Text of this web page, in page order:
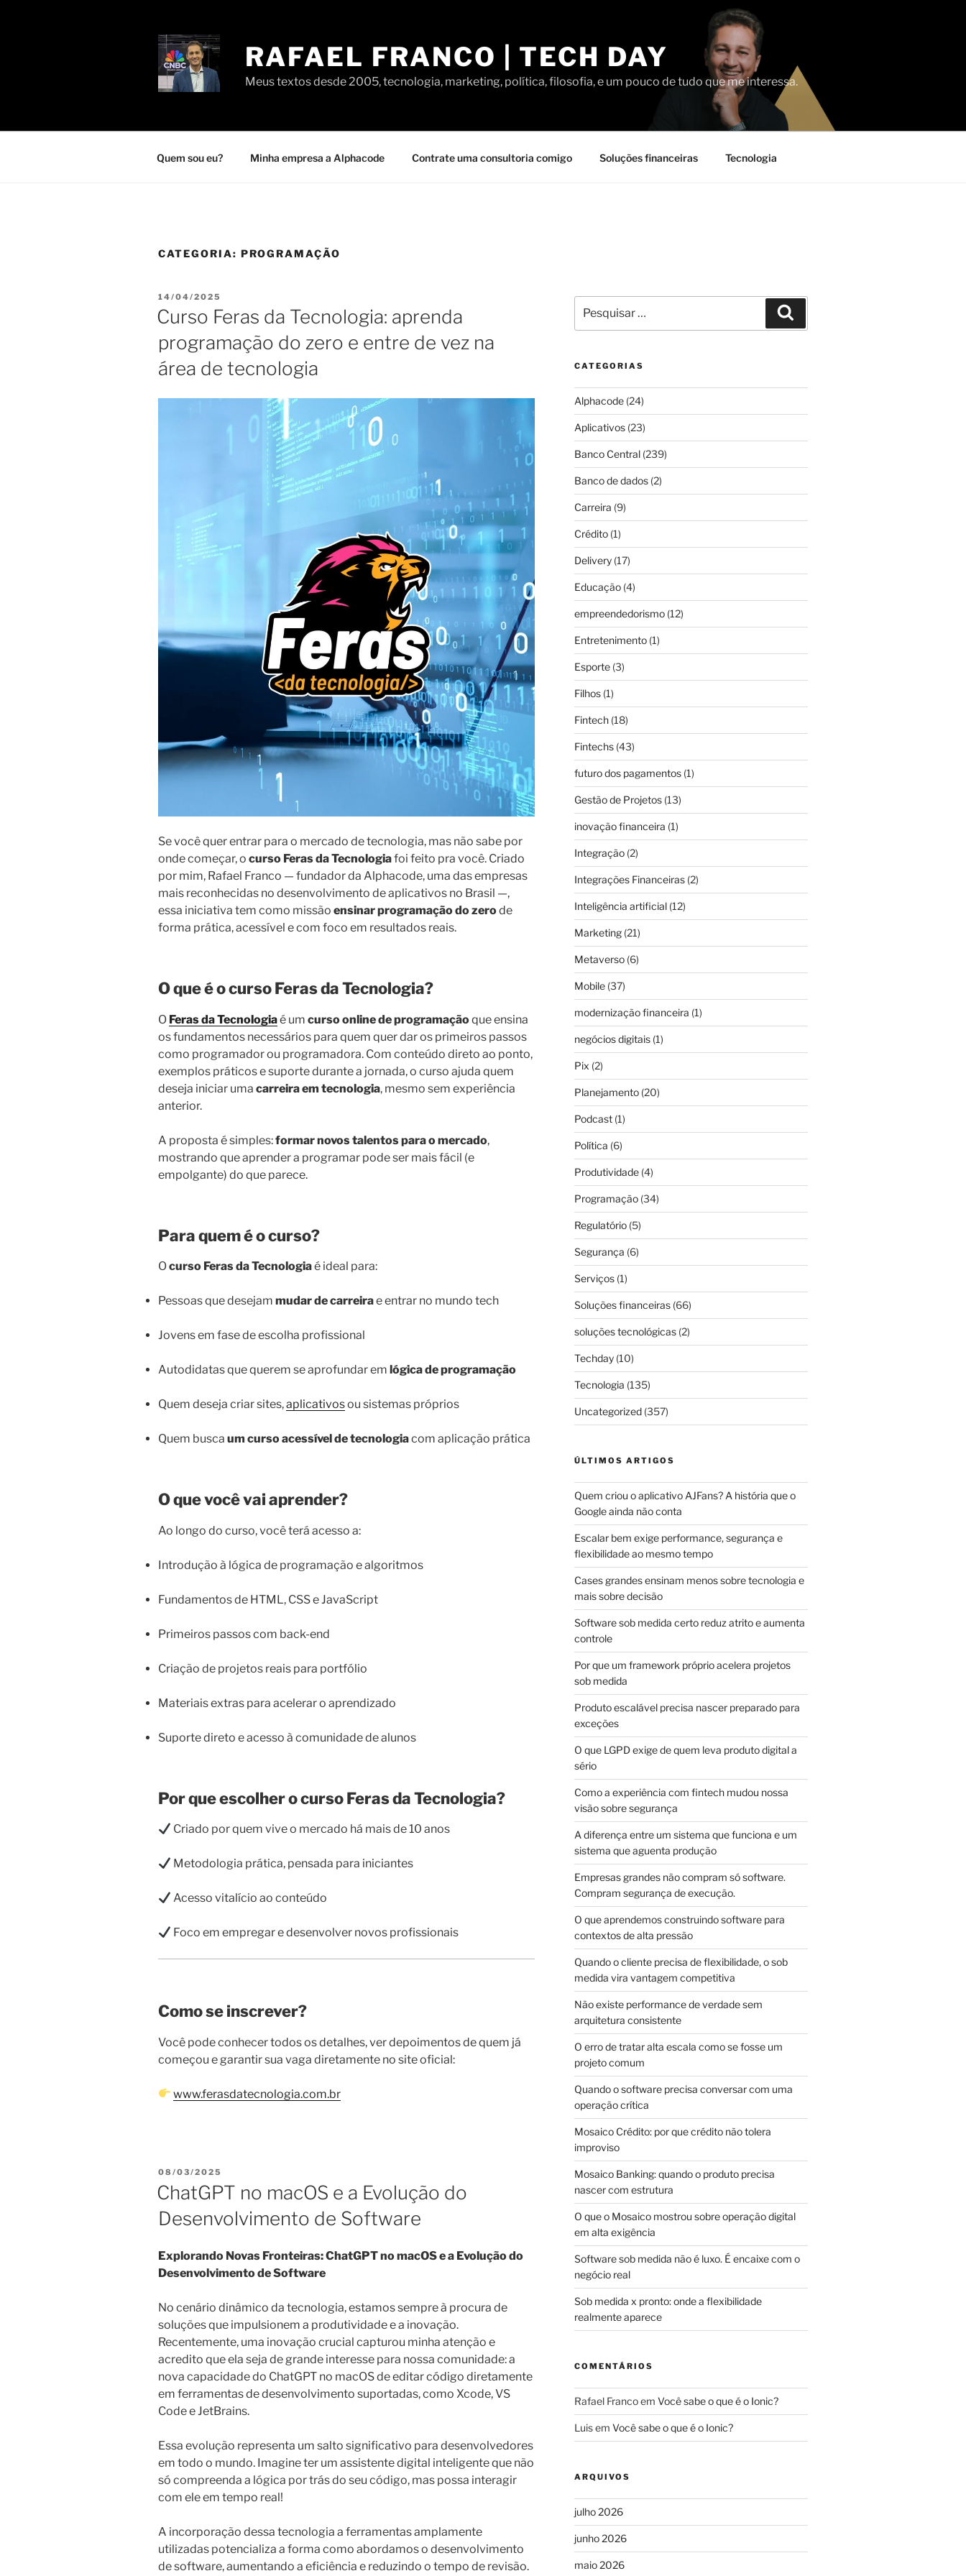
RAFAEL FRANCO | TECH DAY
Meus textos desde 2005, tecnologia, marketing, política, filosofia, e um pouco de tudo que me interessa.
Quem sou eu? Minha empresa a Alphacode Contrate uma consultoria comigo Soluções financeiras Tecnologia
CATEGORIA: PROGRAMAÇÃO
PUBLICADO
EM
14/04/2025
Curso Feras da Tecnologia: aprenda
programação do zero e entre de vez na
área de tecnologia
Se você quer entrar para o mercado de tecnologia, mas não sabe por
onde começar, o curso Feras da Tecnologiafoi feito pra você. Criado
por mim, Rafael Franco — fundador da Alphacode, uma das empresas
mais reconhecidas no desenvolvimento de aplicativos no Brasil —,
essa iniciativa tem como missão ensinar programação do zerode
forma prática, acessível e com foco em resultados reais.
O que é o curso Feras da Tecnologia?
O Feras da Tecnologiaé um curso online de programaçãoque ensina
os fundamentos necessários para quem quer dar os primeiros passos
como programador ou programadora. Com conteúdo direto ao ponto,
exemplos práticos e suporte durante a jornada, o curso ajuda quem
deseja iniciar uma carreira em tecnologia, mesmo sem experiência
anterior.
A proposta é simples:formar novos talentos para o mercado,
mostrando que aprender a programar pode ser mais fácil (e
empolgante) do que parece.
Para quem é o curso?
Ocurso Feras da Tecnologiaé ideal para:
Pessoas que desejam mudar de carreirae entrar no mundo tech
Jovens em fase de escolha profissional
Autodidatas que querem se aprofundar em lógica de programação
Quem deseja criar sites,aplicativosou sistemas próprios
Quem busca um curso acessível de tecnologiacom aplicação prática
O que você vai aprender?
Ao longo do curso, você terá acesso a:
Introdução à lógica de programação e algoritmos
Fundamentos de HTML, CSS e JavaScript
Primeiros passos com back-end
Criação de projetos reais para portfólio
Materiais extras para acelerar o aprendizado
Suporte direto e acesso à comunidade de alunos
Por que escolher o curso Feras da Tecnologia?
Criado por quem vive o mercado há mais de 10 anos
Metodologia prática, pensada para iniciantes
Acesso vitalício ao conteúdo
Foco em empregar e desenvolver novos profissionais
Como se inscrever?
Você pode conhecer todos os detalhes, ver depoimentos de quem já
começou e garantir sua vaga diretamente no site oficial:
www.ferasdatecnologia.com.br
PUBLICADO
EM
08/03/2025
ChatGPT no macOS e a Evolução do
Desenvolvimento de Software
Explorando Novas Fronteiras: ChatGPT no macOS e a Evolução do
Desenvolvimento de Software
No cenário dinâmico da tecnologia, estamos sempre à procura de
soluções que impulsionem a produtividade e a inovação.
Recentemente, uma inovação crucial capturou minha atenção e
acredito que ela seja de grande interesse para nossa comunidade: a
nova capacidade do ChatGPT no macOS de editar código diretamente
em ferramentas de desenvolvimento suportadas, como Xcode, VS
Code e JetBrains.
Essa evolução representa um salto significativo para desenvolvedores
em todo o mundo. Imagine ter um assistente digital inteligente que não
só compreenda a lógica por trás do seu código, mas possa interagir
com ele em tempo real!
A incorporação dessa tecnologia a ferramentas amplamente
utilizadas potencializa a forma como abordamos o desenvolvimento
de software, aumentando a eficiência e reduzindo o tempo de revisão.
por:
CATEGORIAS
Alphacode(24)
Aplicativos(23)
Banco Central(239)
Banco de dados(2)
Carreira (9)
Crédito(1)
Delivery(17)
Educação(4)
empreendedorismo(12)
Entretenimento(1)
Esporte(3)
Filhos(1)
Fintech(18)
Fintechs(43)
futuro dos pagamentos(1)
Gestão de Projetos(13)
inovação financeira (1)
Integração(2)
Integrações Financeiras(2)
Inteligência artificial(12)
Marketing(21)
Metaverso(6)
Mobile(37)
modernização financeira (1)
negócios digitais(1)
Pix (2)
Planejamento(20)
Podcast(1)
Política (6)
Produtividade(4)
Programação(34)
Regulatório(5)
Segurança (6)
Serviços(1)
Soluções financeiras(66)
soluções tecnológicas(2)
Techday(10)
Tecnologia (135)
Uncategorized(357)
ÚLTIMOS ARTIGOS
Quem criou o aplicativo AJFans? A história que o
Google ainda não conta
Escalar bem exige performance, segurança e
flexibilidade ao mesmo tempo
Cases grandes ensinam menos sobre tecnologia e
mais sobre decisão
Software sob medida certo reduz atrito e aumenta
controle
Por que um framework próprio acelera projetos
sob medida
Produto escalável precisa nascer preparado para
exceções
O que LGPD exige de quem leva produto digital a
sério
Como a experiência com fintech mudou nossa
visão sobre segurança
A diferença entre um sistema que funciona e um
sistema que aguenta produção
Empresas grandes não compram só software.
Compram segurança de execução.
O que aprendemos construindo software para
contextos de alta pressão
Quando o cliente precisa de flexibilidade, o sob
medida vira vantagem competitiva
Não existe performance de verdade sem
arquitetura consistente
O erro de tratar alta escala como se fosse um
projeto comum
Quando o software precisa conversar com uma
operação crítica
Mosaico Crédito: por que crédito não tolera
improviso
Mosaico Banking: quando o produto precisa
nascer com estrutura
O que o Mosaico mostrou sobre operação digital
em alta exigência
Software sob medida não é luxo. É encaixe com o
negócio real
Sob medida x pronto: onde a flexibilidade
realmente aparece
COMENTÁRIOS
Rafael Francoem Você sabe o que é o Ionic?
Luisem Você sabe o que é o Ionic?
ARQUIVOS
julho 2026
junho 2026
maio 2026